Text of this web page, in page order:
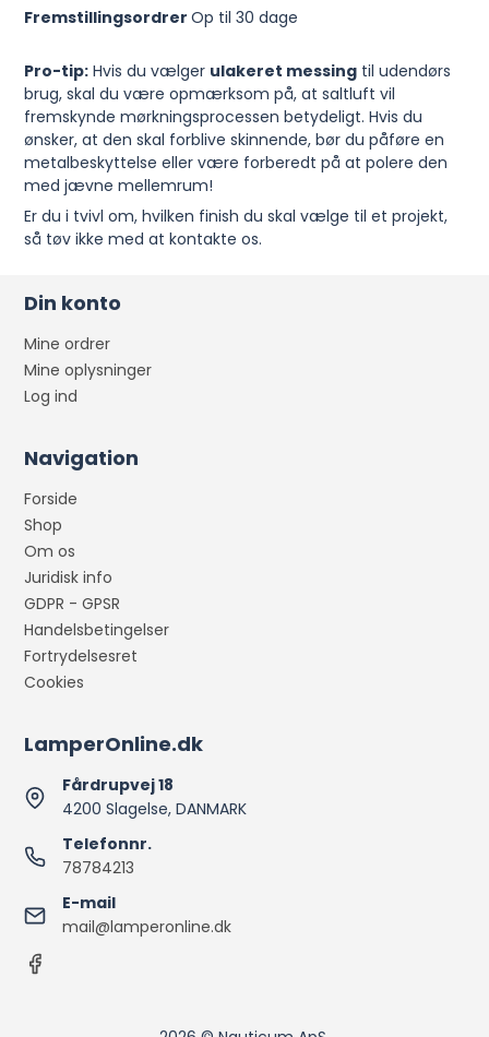
FremstillingsordrerOp til 30 dage
Pro-tip: Hvis du vælger ulakeret messing til udendørs
brug, skal du være opmærksom på, at saltluft vil
fremskynde mørkningsprocessen betydeligt. Hvis du
ønsker, at den skal forblive skinnende, bør du påføre en
metalbeskyttelse eller være forberedt på at polere den
med jævne mellemrum!
Er du i tvivl om, hvilken finish du skal vælge til et projekt,
så tøv ikke med at kontakte os.
Din konto
Mine ordrer
Mine oplysninger
Log ind
Navigation
Forside
Shop
Om os
Juridisk info
GDPR - GPSR
Handelsbetingelser
Fortrydelsesret
Cookies
LamperOnline.dk
Fårdrupvej 18
4200 Slagelse, DANMARK
Telefonnr.
78784213
E-mail
mail@lamperonline.dk